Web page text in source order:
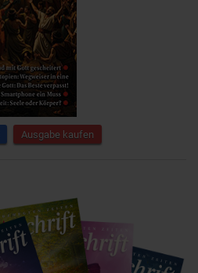
Ausgabe kaufen